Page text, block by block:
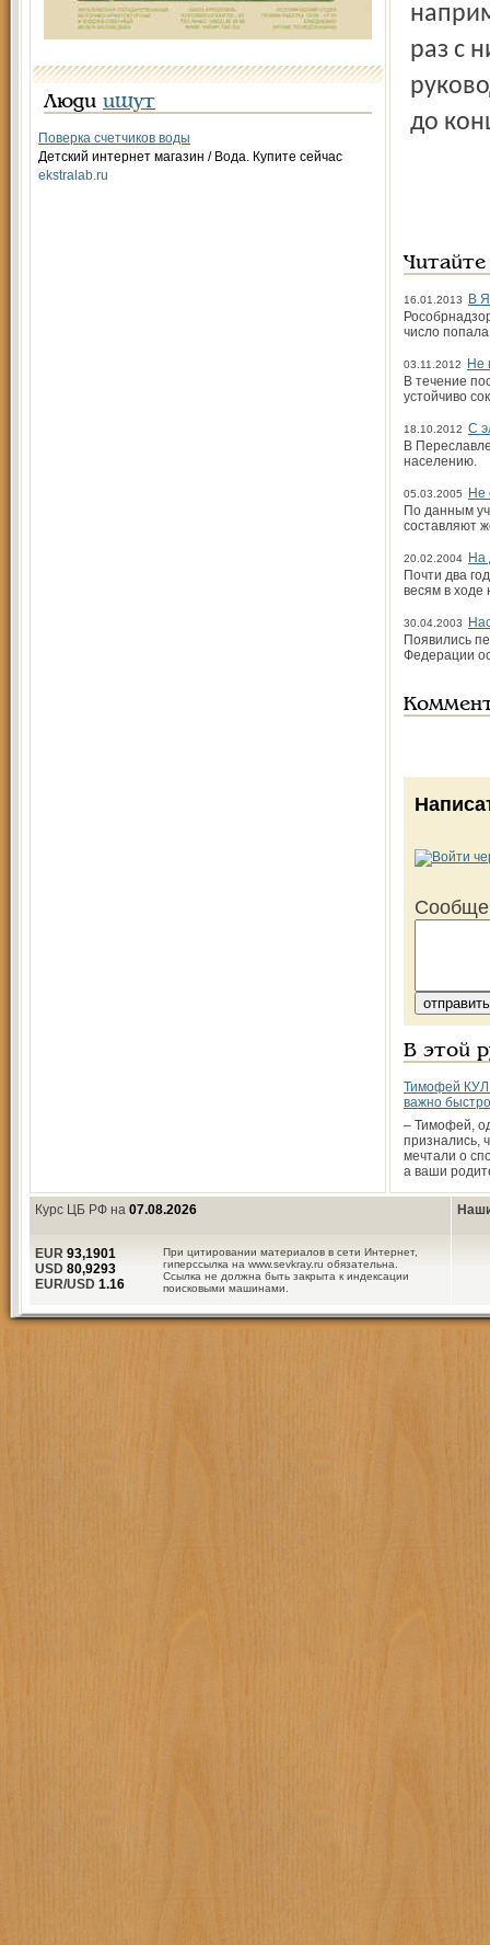
Люди ищут
Поверка счетчиков воды
Детский интернет магазин / Вода. Купите сейчас
ekstralab.ru
раз с
до
16.01.2013
В
число
03.11.2012
Не
В течение
устойчиво
18.10.2012 С
В
населению.
05.03.2005
Не
По данным
составляют
20.02.2004
На
Почти два
весям в ходе
30.04.2003
Появились
Федерации
В этой
Тимофей
важно
– Тимофей,
признались,
мечтали о
а ваши
Курс ЦБ РФ на 07.08.2026
При цитировании материалов в сети Интернет,
гиперссылка на www.sevkray.ru обязательна.
Ссылка не должна быть закрыта к индексации
поисковыми машинами.
EUR 93,1901
USD 80,9293
EUR/USD 1.16